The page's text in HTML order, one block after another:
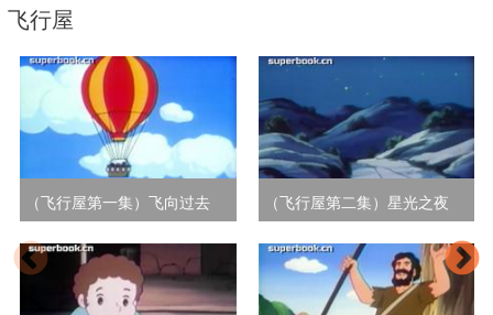
飞行屋
（飞行屋第一集）飞向过去 （飞行屋第二集）星光之夜